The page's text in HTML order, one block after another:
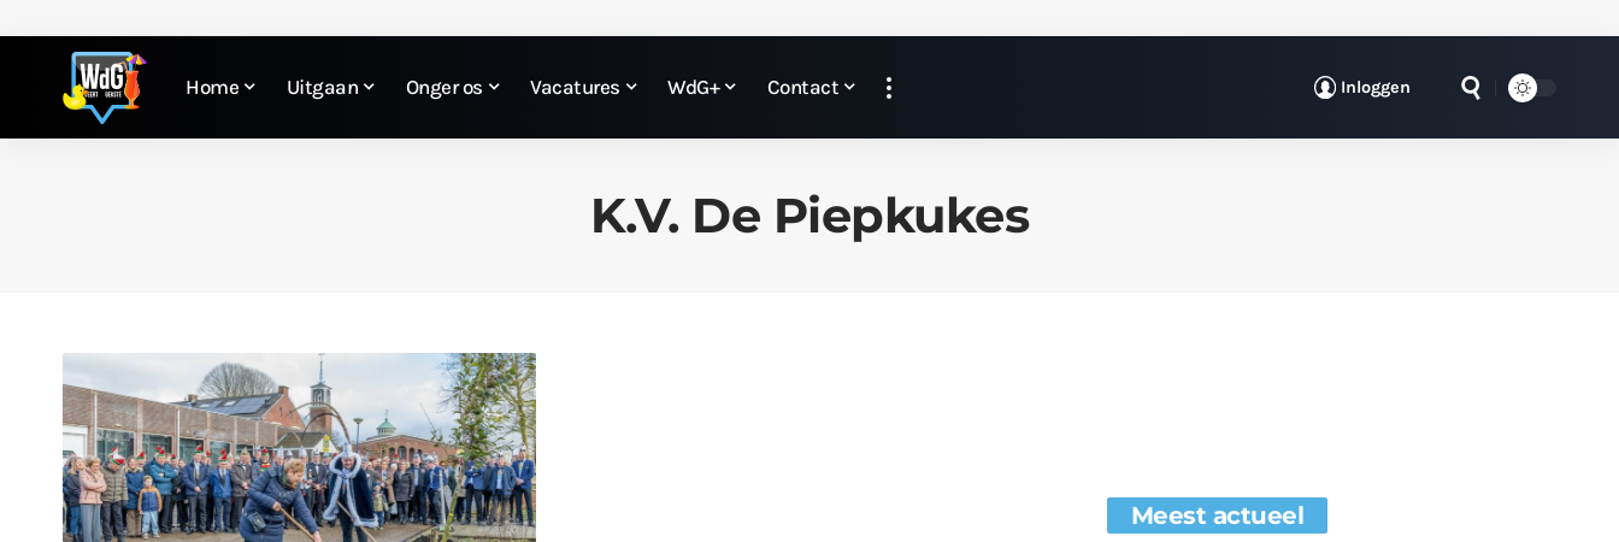
Home Uitgaan Onger os Vacatures WdG+ Contact Inloggen
K.V. De Piepkukes
Meest actueel